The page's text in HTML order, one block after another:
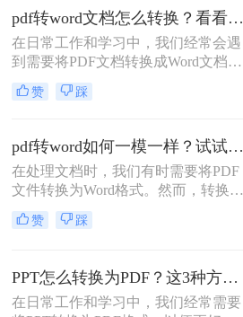
得至关重要。那么怎么把pdf文件转换
成word格式不变呢？本文将重点介绍
四种方法，帮助你将PDF文件转换为
Word格式，同时保持原有的格式不
变。
pdf转word文档怎么转换？看看这4种方法！
在日常工作和学习中，我们经常会遇
到需要将PDF文档转换成Word文档的
情况。不管是编辑、修改还是复制粘
贴，Word文档的处理更加便捷灵活。
面给大家介绍四种简单易行的方法，
让您从小白到高手都能轻松上手！
赞 踩
pdf转word如何一模一样？试试这三个转换方法吧！
在处理文档时，我们有时需要将PDF
文件转换为Word格式。然而，转换过
程中可能会遇到格式、排版和元素错
位的问题。为了实现PDF转Word的一
样呢？本文将为您介绍三种实用的方
法，帮助您顺利完成高质量的PDF转
赞 踩
PPT怎么转换为PDF？这3种方法很简单！
在日常工作和学习中，我们经常需要